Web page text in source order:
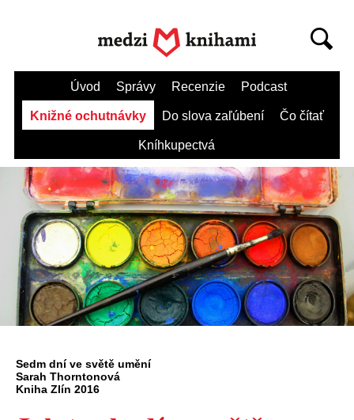
Úvod Správy Recenzie Podcast
Knižné ochutnávky Do slova zaľúbení Čo čítať
Kníhkupectvá
Sedm dní ve světě umění
Sarah Thorntonová
Kniha Zlín 2016